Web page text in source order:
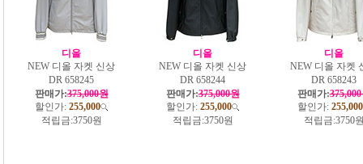
디올
NEW 디올 자켓 신상
DR 658245
판매가:375,000원
할인가: 255,000
적립금:3750원
디올
NEW 디올 자켓 신상
DR 658244
판매가:375,000원
할인가: 255,000
적립금:3750원
디올
NEW 디올 자켓
DR 658243
판매가:
할인가: 255,000
적립금:3750